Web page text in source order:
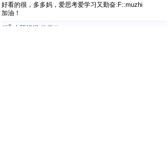
好看的很，多多妈，爱思考爱学习又勤奋:F::muzhi
加油！
45# 小颀妈妈 只看他